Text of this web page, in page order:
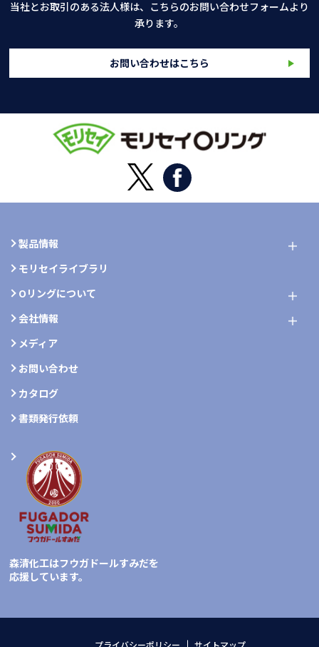
当社とお取引のある法人様は、こちらのお問い合わせフォームより
承ります。
お問い合わせはこちら
製品情報
モリセイライブラリ
Oリングについて
会社情報
メディア
お問い合わせ
カタログ
書類発行依頼
森清化工はフウガドールすみだを
応援しています。
プライバシーポリシー サイトマップ